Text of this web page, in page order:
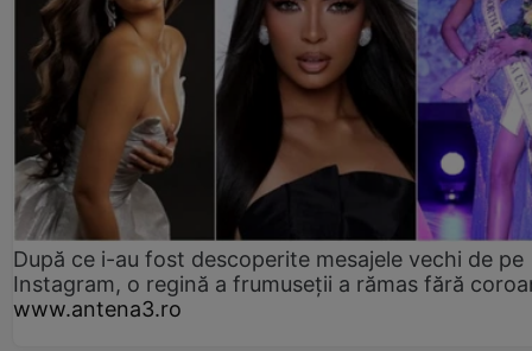
După ce i-au fost descoperite mesajele vechi de pe
Instagram, o regină a frumuseții a rămas fără
www.antena3.ro